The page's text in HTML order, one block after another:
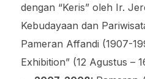
dengan “Keris” oleh Ir.
Kebudayaan dan
Pameran Affandi (1907-
Exhibition” (12 Agustus –